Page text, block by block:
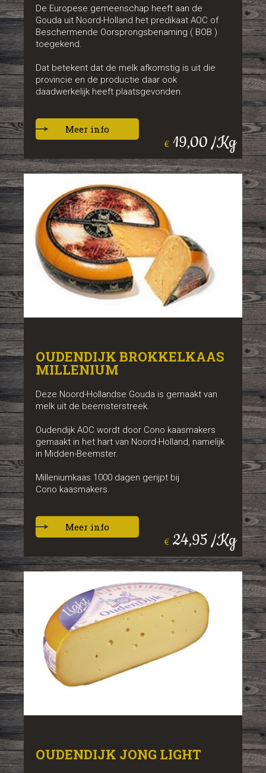
€ 19,00 /Kg
De Europese gemeenschap heeft aan de
Gouda uit Noord-Holland het predikaat AOC of
Beschermende Oorsprongsbenaming ( BOB )
toegekend.
Dat betekent dat de melk afkomstig is uit die
provincie en de productie daar ook
daadwerkelijk heeft plaatsgevonden.
Meer info
€ 24,95 /Kg
OUDENDIJK BROKKELKAAS
MILLENIUM
Deze Noord-Hollandse Gouda is gemaakt van
melk uit de beemsterstreek.
Oudendijk AOC wordt door Cono kaasmakers
gemaakt in het hart van Noord-Holland, namelijk
in Midden-Beemster.
Milleniumkaas 1000 dagen gerijpt bij
Cono kaasmakers.
Meer info
OUDENDIJK JONG LIGHT